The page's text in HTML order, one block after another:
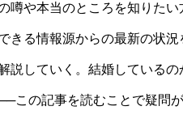
噂や本当のところを知りた
きる情報源からの最新の状
説していく。結婚している
この記事を読むことで疑問